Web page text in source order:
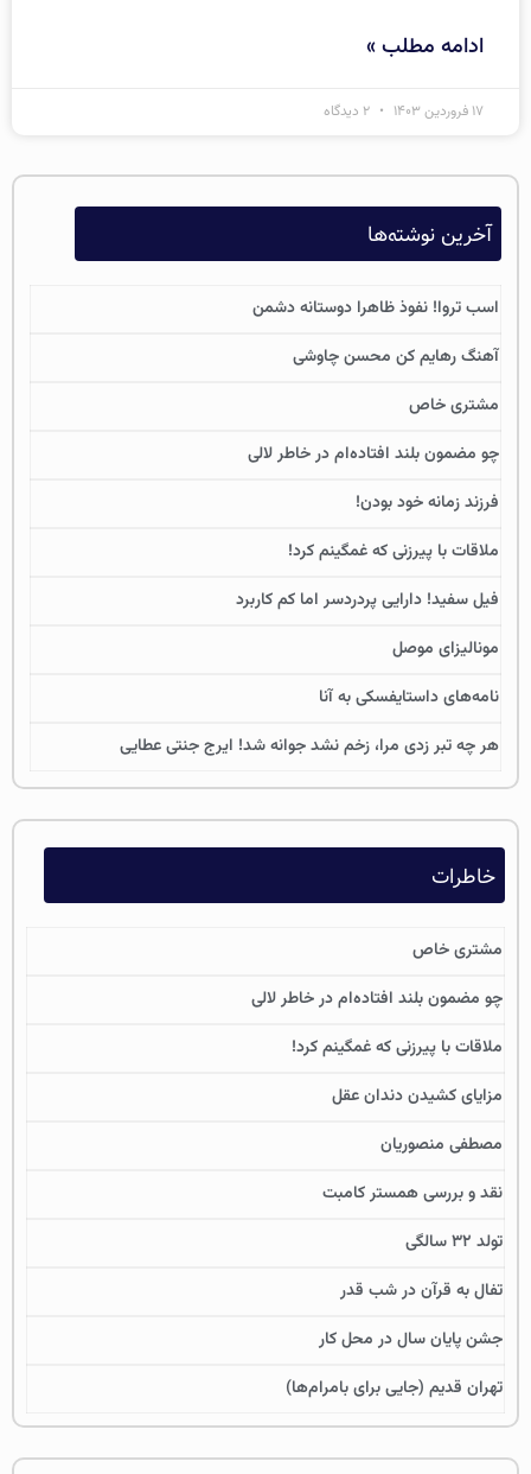
ادامه مطلب »
۱۷ فروردین ۱۴۰۳
آخرین نوشته‌ها
اسب تروا! نفوذ ظاهرا دوستانه دشمن
آهنگ رهایم کن محسن چاوشی
مشتری خاص
چو مضمون بلند افتاده‌ام در خاطر لالی
فرزند زمانه خود بودن!
ملاقات با پیرزنی که غمگینم کرد!
فیل سفید! دارایی پردردسر اما کم کاربرد
مونالیزای موصل
نامه‌های داستایفسکی به آنا
هر چه تبر زدی مرا، زخم نشد جوانه شد! ایرج جنتی عطایی
خاطرات
مشتری خاص
چو مضمون بلند افتاده‌ام در خاطر لالی
ملاقات با پیرزنی که غمگینم کرد!
مزایای کشیدن دندان عقل
مصطفی منصوریان
نقد و بررسی همستر کامبت
تولد ۳۲ سالگی
تفال به قرآن در شب قدر
جشن پایان سال در محل کار
تهران قدیم (جایی برای بامرام‌ها)